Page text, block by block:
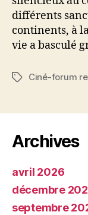
différents
continents, à
vie a basculé
Étiquettes
Ciné-forum
Archives
avril 2026
décembre
septembre